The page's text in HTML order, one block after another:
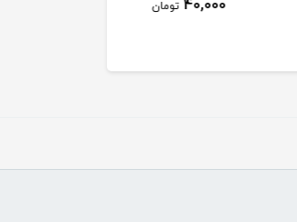
30,000 تومان